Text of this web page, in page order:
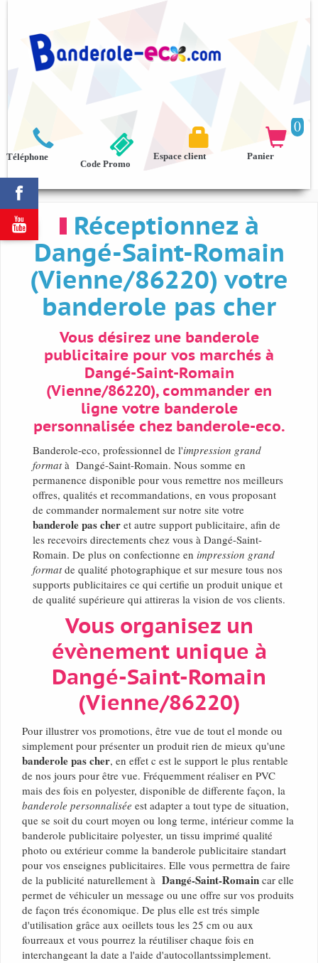



Téléphone
0

Panier

Espace client
Code Promo
Réceptionnez à
Dangé-Saint-Romain
(Vienne/86220) votre
banderole pas cher
Vous désirez une banderole
publicitaire pour vos marchés à
Dangé-Saint-Romain
(Vienne/86220), commander en
ligne votre banderole
personnalisée chez banderole-eco.
Banderole-eco, professionnel de l'impression grand
formatà Dangé-Saint-Romain. Nous somme en
permanence disponible pour vous remettre nos meilleurs
offres, qualités et recommandations, en vous proposant
de commander normalement sur notre site votre
banderole pas cher et autre support publicitaire, afin de
les recevoirs directements chez vous à Dangé-Saint-
Romain. De plus on confectionne en impression grand
formatde qualité photographique et sur mesure tous nos
supports publicitaires ce qui certifie un produit unique et
de qualité supérieure qui attireras la vision de vos clients.
Vous organisez un
évènement unique à
Dangé-Saint-Romain
(Vienne/86220)
Pour illustrer vos promotions, être vue de tout el monde ou
simplement pour présenter un produit rien de mieux qu'une
banderole pas cher, en effet c est le support le plus rentable
de nos jours pour être vue. Fréquemment réaliser en PVC
mais des fois en polyester, disponible de differente façon, la
banderole personnalisée est adapter a tout type de situation,
que se soit du court moyen ou long terme, intérieur comme la
banderole publicitaire polyester, un tissu imprimé qualité
photo ou extérieur comme la banderole publicitaire standart
pour vos enseignes publicitaires. Elle vous permettra de faire
de la publicité naturellement à Dangé-Saint-Romain car elle
permet de véhiculer un message ou une offre sur vos produits
de façon trés économique. De plus elle est trés simple
d'utilisation grâce aux oeillets tous les 25 cm ou aux
fourreaux et vous pourrez la réutiliser chaque fois en
interchangeant la date a l'aide d'autocollantssimplement.